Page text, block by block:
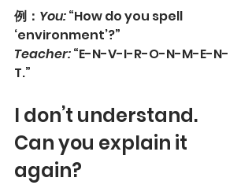
例： You: “How do you spell
‘environment’?”
Teacher: “E-N-V-I-R-O-N-M-E-N-
T.”
I don’t understand.
Can you explain it
again?